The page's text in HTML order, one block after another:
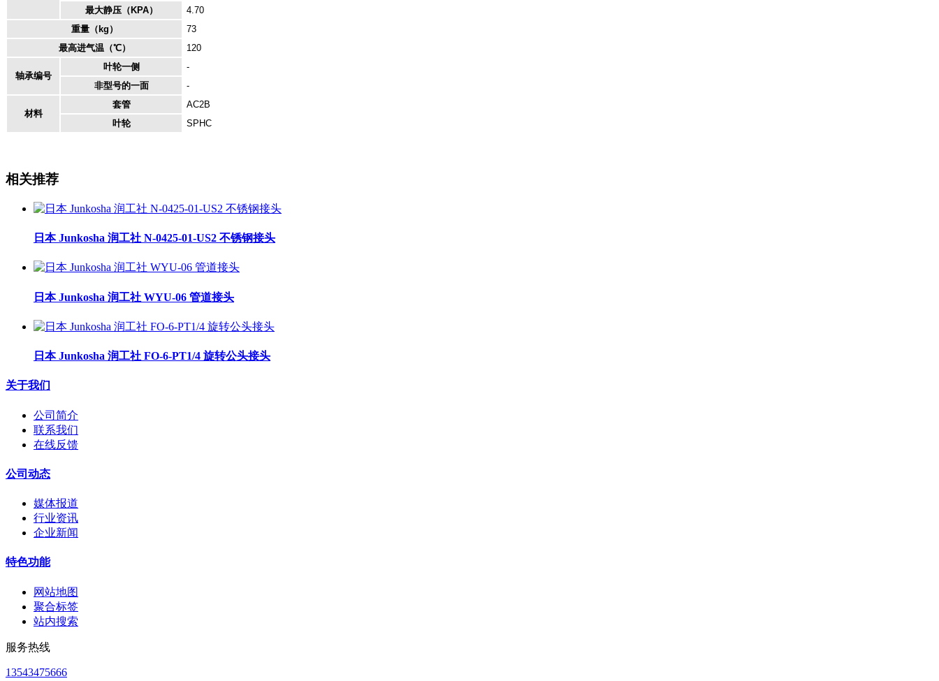
最大静压（KPA）
4.70
重量（kg）
73
最高进气温（℃）
120
轴承编号
叶轮一侧
-
非型号的一面
-
材料
套管
AC2B
叶轮
SPHC
相关推荐
日本 Junkosha 润工社 N-0425-01-US2 不锈钢接头
日本 Junkosha 润工社 WYU-06 管道接头
日本 Junkosha 润工社 FO-6-PT1/4 旋转公头接头
关于我们
公司简介
联系我们
在线反馈
公司动态
媒体报道
行业资讯
企业新闻
特色功能
网站地图
聚合标签
站内搜索
服务热线
13543475666